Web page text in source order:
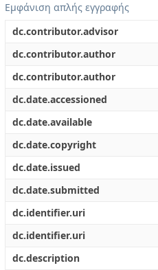
Εμφάνιση απλής εγγραφής
dc.contributor.advisor
dc.contributor.author
dc.contributor.author
dc.date.accessioned
dc.date.available
dc.date.copyright
dc.date.issued
dc.date.submitted
dc.identifier.uri
dc.identifier.uri
dc.description